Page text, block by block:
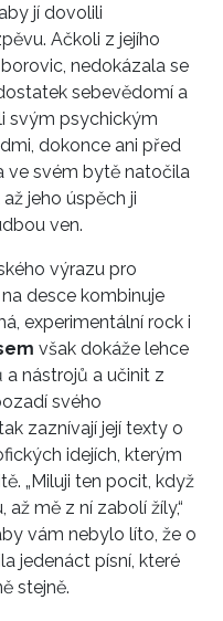
jí dovolili
Ačkoli z jejího
nedokázala se
sebevědomí a
svým psychickým
dokonce ani před
ve svém bytě natočila
až jeho úspěch ji
ven.
výrazu pro
desce kombinuje
experimentální rock i
však dokáže lehce
nástrojů a učinit z
svého
zaznívají její texty o
idejích, kterým
„Miluji ten pocit, když
mě z ní zabolí žíly,“
vám nebylo líto, že o
jedenáct písní, které
stejně.